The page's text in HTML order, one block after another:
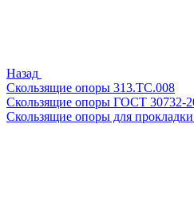
Назад
Скользящие опоры 313.ТС.008
Скользящие опоры ГОСТ 30732-
Скользящие опоры для